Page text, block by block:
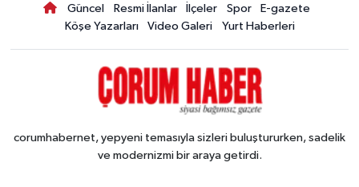
Güncel Resmi İlanlar İlçeler Spor
E-gazete
Köşe Yazarları
Video Galeri Yurt Haberleri
corumhabernet, yepyeni temasıyla sizleri buluştururken, sadelik
ve modernizmi bir araya getirdi.